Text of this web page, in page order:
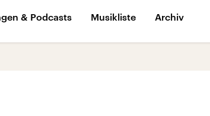
& Podcasts Musikliste Archiv